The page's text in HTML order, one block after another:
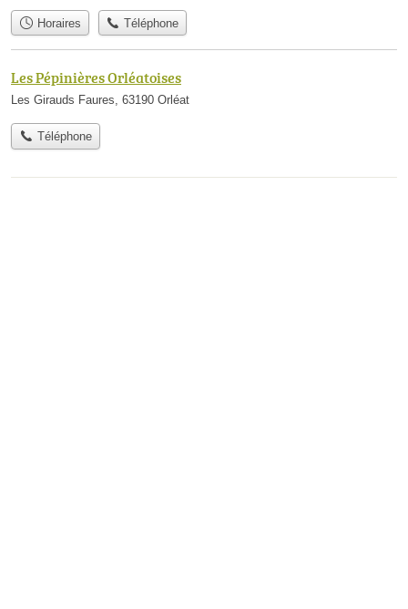
Horaires Téléphone
Les Pépinières Orléatoises
Les Girauds Faures, 63190 Orléat
Téléphone